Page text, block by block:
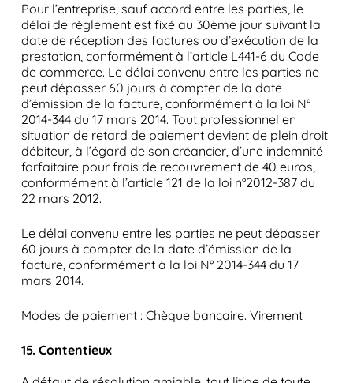
Pour l’entreprise, sauf accord entre les parties, le
délai de règlement est fixé au 30ème jour suivant la
date de réception des factures ou d’exécution de la
prestation, conformément à l’article L441-6 du Code
de commerce. Le délai convenu entre les parties ne
peut dépasser 60 jours à compter de la date
d’émission de la facture, conformément à la loi N°
2014-344 du 17 mars 2014. Tout professionnel en
situation de retard de paiement devient de plein droit
débiteur, à l’égard de son créancier, d’une indemnité
forfaitaire pour frais de recouvrement de 40 euros,
conformément à l’article 121 de la loi n°2012-387 du
22 mars 2012.
Le délai convenu entre les parties ne peut dépasser
60 jours à compter de la date d’émission de la
facture, conformément à la loi N° 2014-344 du 17
mars 2014.
Modes de paiement : Chèque bancaire. Virement
15. Contentieux